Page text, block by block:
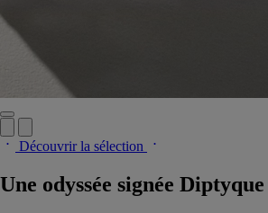
Découvrir la sélection
Une odyssée signée Diptyque